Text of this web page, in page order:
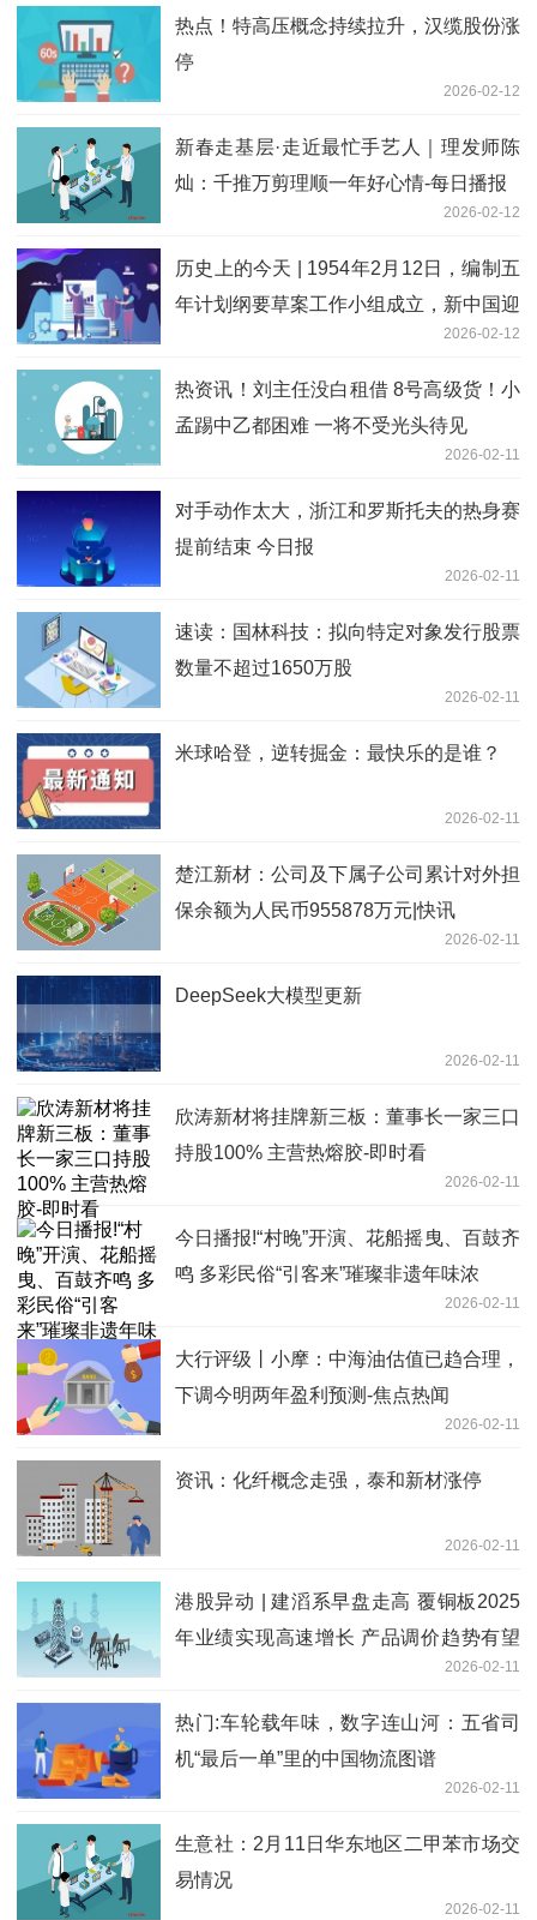
热点！特高压概念持续拉升，汉缆股份涨
停
2026-02-12
新春走基层·走近最忙手艺人｜理发师陈
灿：千推万剪理顺一年好心情-每日播报
2026-02-12
历史上的今天 | 1954年2月12日，编制五
年计划纲要草案工作小组成立，新中国迎
2026-02-12
热资讯！刘主任没白租借 8号高级货！小
孟踢中乙都困难 一将不受光头待见
2026-02-11
对手动作太大，浙江和罗斯托夫的热身赛
提前结束 今日报
2026-02-11
速读：国林科技：拟向特定对象发行股票
数量不超过1650万股
2026-02-11
米球哈登，逆转掘金：最快乐的是谁？
2026-02-11
楚江新材：公司及下属子公司累计对外担
保余额为人民币955878万元|快讯
2026-02-11
DeepSeek大模型更新
2026-02-11
欣涛新材将挂牌新三板：董事长一家三口
持股100% 主营热熔胶-即时看
2026-02-11
今日播报!“村晚”开演、花船摇曳、百鼓齐
鸣 多彩民俗“引客来”璀璨非遗年味浓
2026-02-11
大行评级丨小摩：中海油估值已趋合理，
下调今明两年盈利预测-焦点热闻
2026-02-11
资讯：化纤概念走强，泰和新材涨停
2026-02-11
港股异动 | 建滔系早盘走高 覆铜板2025
年业绩实现高速增长 产品调价趋势有望
2026-02-11
热门:车轮载年味，数字连山河：五省司
机“最后一单”里的中国物流图谱
2026-02-11
生意社：2月11日华东地区二甲苯市场交
易情况
2026-02-11